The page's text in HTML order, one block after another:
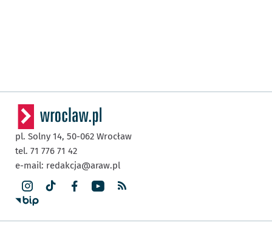
pl. Solny 14, 50-062 Wrocław
tel. 71 776 71 42
e-mail: redakcja@araw.pl